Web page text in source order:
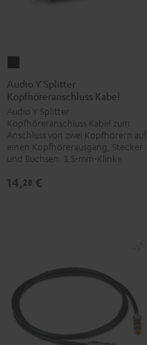
Y
Splitter
Kopfhöreranschluss
Kabel
Schwarz
Audio Y Splitter
Kopfhöreranschluss Kabel
Audio Y Splitter
Kopfhöreranschluss Kabel zum
Anschluss von zwei Kopfhörern auf
einen Kopfhörerausgang, Stecker
und Buchsen: 3,5-mm-Klinke
14,28 €